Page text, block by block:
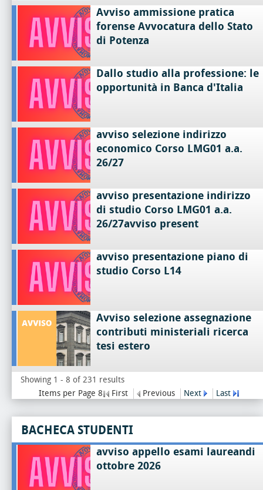
Avviso ammissione pratica
forense Avvocatura dello Stato
di Potenza
Dallo studio alla professione: le
opportunità in Banca d'Italia
avviso selezione indirizzo
economico Corso LMG01 a.a.
26/27
avviso presentazione indirizzo
di studio Corso LMG01 a.a.
26/27avviso present
avviso presentazione piano di
studio Corso L14
Avviso selezione assegnazione
contributi ministeriali ricerca
tesi estero
Showing 1 - 8 of 231 results
Items per Page 8
First Previous Next Last
BACHECA STUDENTI
avviso appello esami laureandi
ottobre 2026